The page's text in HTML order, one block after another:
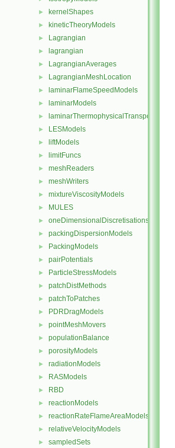
► kernelShapes
► kineticTheoryModels
► Lagrangian
► lagrangian
► LagrangianAverages
► LagrangianMeshLocation
► laminarFlameSpeedModels
► laminarModels
► laminarThermophysicalTransportModels
► LESModels
► liftModels
► limitFuncs
► meshReaders
► meshWriters
► mixtureViscosityModels
► MULES
► oneDimensionalDiscretisations
► packingDispersionModels
► PackingModels
► pairPotentials
► ParticleStressModels
► patchDistMethods
► patchToPatches
► PDRDragModels
► pointMeshMovers
► populationBalance
► porosityModels
► radiationModels
► RASModels
► RBD
► reactionModels
► reactionRateFlameAreaModels
► relativeVelocityModels
► sampledSets